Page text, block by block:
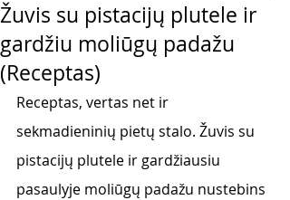
Žuvis su pistacijų plutele ir
gardžiu moliūgų padažu
(Receptas)
Receptas, vertas net ir
sekmadieninių pietų stalo. Žuvis su
pistacijų plutele ir gardžiausiu
pasaulyje moliūgų padažu nustebins